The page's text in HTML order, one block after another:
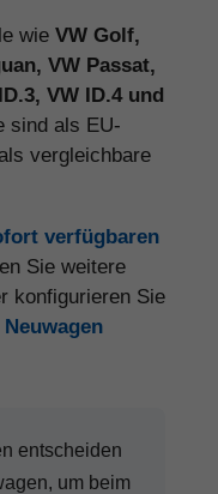
wie VW Golf,
VW Passat,
VW ID.4 und
sind als EU-
vergleichbare
verfügbaren
Sie weitere
konfigurieren Sie
Neuwagen
entscheiden
um beim